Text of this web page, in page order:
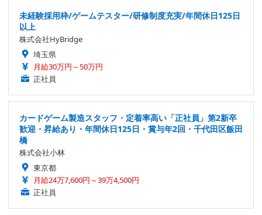
未経験採用枠/ゲームテスター/研修制度充実/年間休日125日
以上
株式会社HyBridge
埼玉県
月給30万円～50万円
正社員
カードゲーム製造スタッフ・定着率高い「正社員」第2新卒
歓迎・昇給あり・年間休日125日・賞与年2回・千代田区飯田
橋
株式会社小林
東京都
月給24万7,600円～39万4,500円
正社員